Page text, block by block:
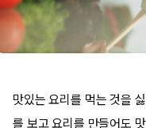
맛있는 요리를 먹는 것을
를 보고 요리를 만들어도